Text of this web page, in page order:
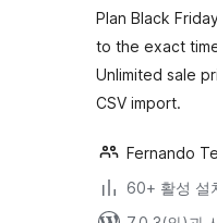
Plan Black
to the exact
Unlimited sale
CSV import.
Fernando
60+ 활성 설